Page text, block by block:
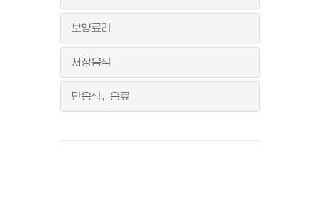
보양료리
저장음식
단음식, 음료